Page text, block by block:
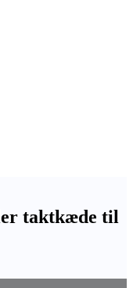
taktkæde til